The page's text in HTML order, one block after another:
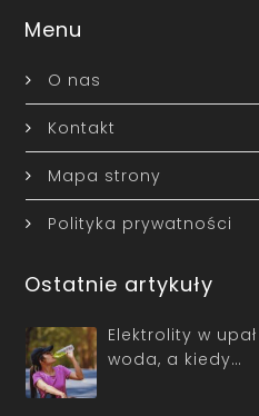
Menu
O nas
Kontakt
Mapa strony
Polityka prywatności
Ostatnie artykuły
Elektrolity w
woda, a kiedy…